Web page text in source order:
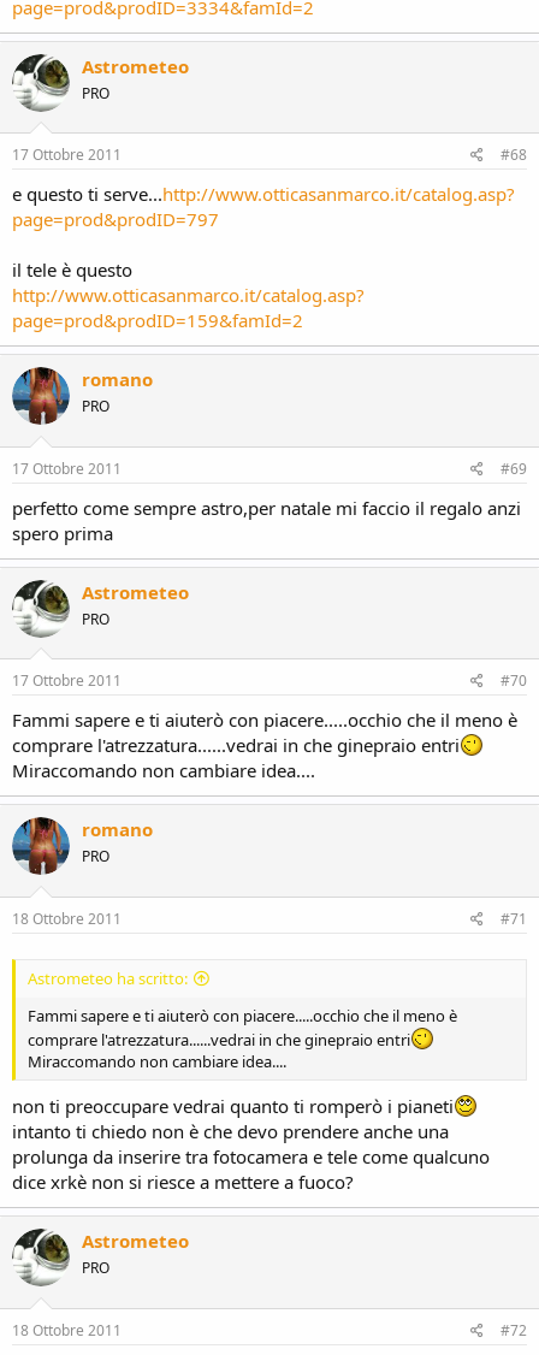
page=prod&prodID=3334&famId=2
Astrometeo
PRO
17 Ottobre 2011 #68
e questo ti serve...http://www.otticasanmarco.it/catalog.asp?
page=prod&prodID=797
il tele è questo
http://www.otticasanmarco.it/catalog.asp?
page=prod&prodID=159&famId=2
romano
PRO
17 Ottobre 2011 #69
perfetto come sempre astro,per natale mi faccio il regalo anzi
spero prima
Astrometeo
PRO
17 Ottobre 2011 #70
Fammi sapere e ti aiuterò con piacere.....occhio che il meno è
comprare l'atrezzatura......vedrai in che ginepraio entri
Miraccomando non cambiare idea....
romano
PRO
18 Ottobre 2011 #71
Astrometeo ha scritto:
Fammi sapere e ti aiuterò con piacere.....occhio che il meno è
comprare l'atrezzatura......vedrai in che ginepraio entri
Miraccomando non cambiare idea....
non ti preoccupare vedrai quanto ti romperò i pianeti
intanto ti chiedo non è che devo prendere anche una
prolunga da inserire tra fotocamera e tele come qualcuno
dice xrkè non si riesce a mettere a fuoco?
Astrometeo
PRO
18 Ottobre 2011 #72